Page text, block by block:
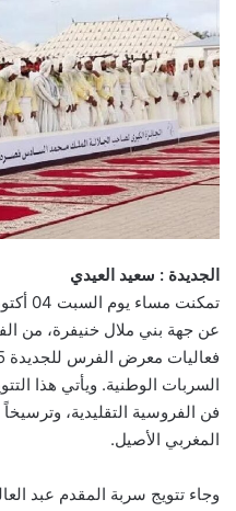
الجديدة : سعيد العيدي
تمكنت
عن جهة بني ملال خنيفرة، من
السربات الوطنية. ويأتي هذا
فن الفروسية التقليدية،
المغربي الأصيل.
وجاء تتويج سربة المقدم عبد